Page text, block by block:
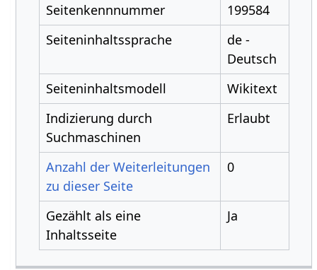
Seitenkennnummer
199584
Seiteninhaltssprache
de -
Deutsch
Seiteninhaltsmodell
Wikitext
Indizierung durch
Suchmaschinen
Erlaubt
Anzahl der Weiterleitungen
zu dieser Seite
0
Gezählt als eine
Inhaltsseite
Ja